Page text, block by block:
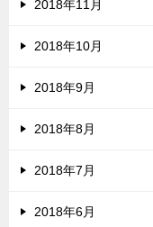
2018年11月
2018年10月
2018年9月
2018年8月
2018年7月
2018年6月